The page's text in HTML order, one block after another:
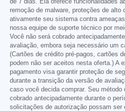
de 7 dias. Ela oferece funcionalidades
remoção de malware, proteções de alto
ativamente seu sistema contra
nossa equipe de suporte técnico por
Você não será cobrado
avaliação, embora seja necessário um
(Cartões de crédito pré-pagos, cartões
podem não ser aceitos nesta oferta.) A
pagamento visa garantir proteção de
durante a transição da versão de
caso você decida comprar. Seu método
cobrado antecipadamente durante o
solicitações de autorização possam ser